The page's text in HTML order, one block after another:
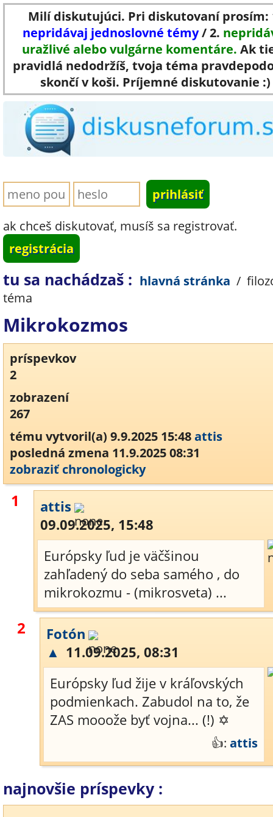
Milí diskutujúci. Pri diskutovaní prosím:
nepridávaj jednoslovné témy/ 2.
uražlivé alebo vulgárne komentáre. Ak
pravidlá nedodržíš, tvoja téma
skončí v koši. Príjemné diskutovanie :)
ak chceš diskutovať, musíš sa registrovať.
registrácia
tu sa nachádzaš : hlavná stránka /
téma
Mikrokozmos
príspevkov
2
zobrazení
267
tému vytvoril(a) 9.9.2025 15:48attis
posledná zmena 11.9.2025 08:31
zobraziť chronologicky
1
attis
09.09.2025, 15:48
Európsky ľud je väčšinou
zahľadený do seba samého , do
mikrokozmu - (mikrosveta) ...
2
Fotón
▲ 11.09.2025, 08:31
Európsky ľud žije v kráľovských
podmienkach. Zabudol na to, že
ZAS mooože byť vojna... (!) ✡
👍: attis
najnovšie príspevky :